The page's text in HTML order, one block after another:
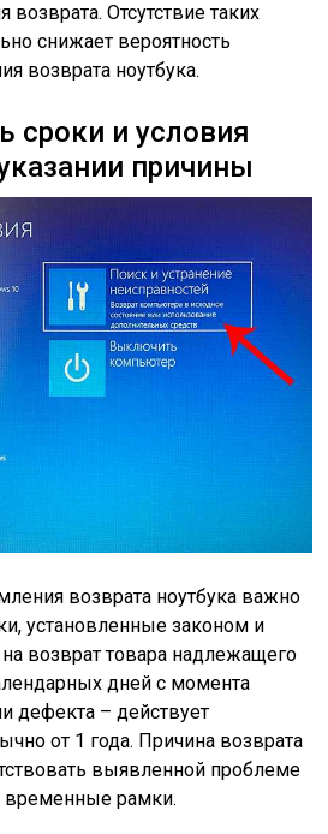
возврата. Отсутствие таких
снижает вероятность
возврата ноутбука.
сроки и условия
причины
возврата ноутбука важно
установленные законом и
возврат товара надлежащего
дней с момента
дефекта – действует
от 1 года. Причина возврата
выявленной проблеме
временные рамки.